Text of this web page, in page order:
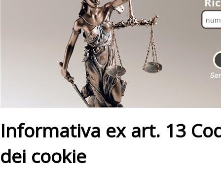
Informativa ex art. 13
dei cookie